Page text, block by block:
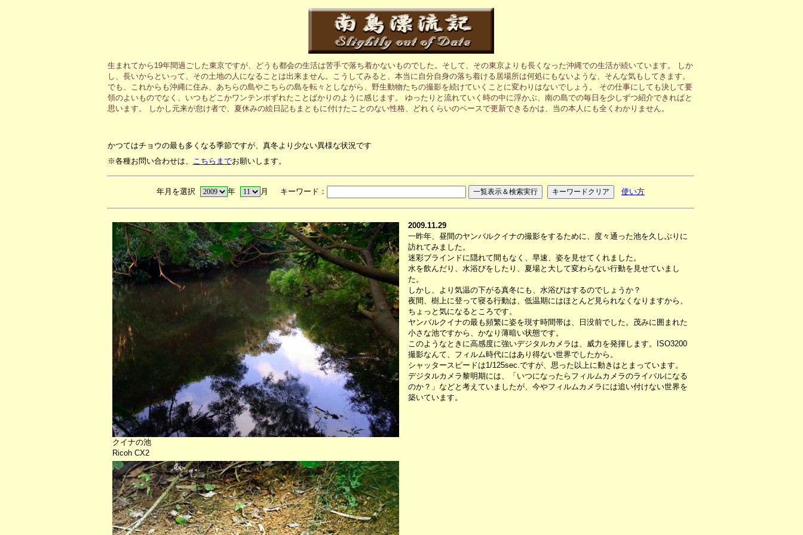
生まれてから19年間過ごした東京ですが、どうも都会の生活は苦手で落ち着かないものでした。そして、その東京よりも長くなった沖縄での生活が続いています。 しか
し、長いからといって、その土地の人になることは出来ません。こうしてみると、本当に自分自身の落ち着ける居場所は何処にもないような、そんな気もしてきます。
でも、これからも沖縄に住み、あちらの島やこちらの島を転々としながら、野生動物たちの撮影を続けていくことに変わりはないでしょう。 その仕事にしても決して要
領のよいものでなく、いつもどこかワンテンポずれたことばかりのように感じます。 ゆったりと流れていく時の中に浮かぶ、南の島での毎日を少しずつ紹介できればと
思います。 しかし元来が怠け者で、夏休みの絵日記もまともに付けたことのない性格、どれくらいのペースで更新できるかは、当の本人にも全くわかりません。
かつてはチョウの最も多くなる季節ですが、真冬より少ない異様な状況です
※各種お問い合わせは、 こちらまでお願いします。
年月を選択 年 月 キーワード： 使い方
クイナの池
Ricoh CX2
2009.11.29
一昨年、昼間のヤンバルクイナの撮影をするために、度々通った池を久しぶりに
訪れてみました。
迷彩ブラインドに隠れて間もなく、早速、姿を見せてくれました。
水を飲んだり、水浴びをしたり、夏場と大して変わらない行動を見せていまし
た。
しかし、より気温の下がる真冬にも、水浴びはするのでしょうか？
夜間、樹上に登って寝る行動は、低温期にはほとんど見られなくなりますから、
ちょっと気になるところです。
ヤンバルクイナの最も頻繁に姿を現す時間帯は、日没前でした。茂みに囲まれた
小さな池ですから、かなり薄暗い状態です。
このようなときに高感度に強いデジタルカメラは、威力を発揮します。ISO3200
撮影なんて、フィルム時代にはあり得ない世界でしたから。
シャッタースピードは1/125sec.ですが、思った以上に動きはとまっています。
デジタルカメラ黎明期には、「いつになったらフィルムカメラのライバルになる
のか？」などと考えていましたが、今やフィルムカメラには追い付けない世界を
築いています。